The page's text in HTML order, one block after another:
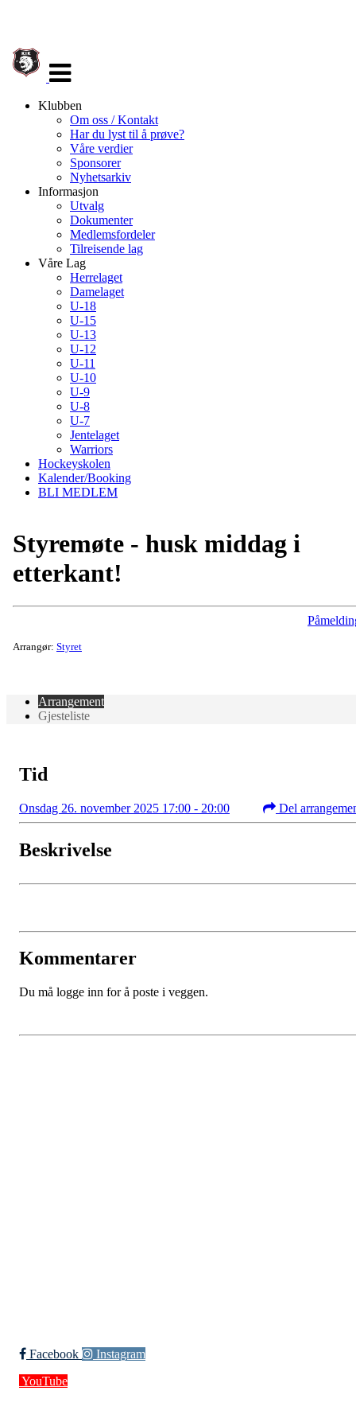
navigasjon
Klubben
Om oss / Kontakt
Har du lyst til å prøve?
Våre verdier
Sponsorer
Nyhetsarkiv
Informasjon
Utvalg
Dokumenter
Medlemsfordeler
Tilreisende lag
Våre Lag
Herrelaget
Damelaget
U-18
U-15
U-13
U-12
U-11
U-10
U-9
U-8
U-7
Jentelaget
Warriors
Hockeyskolen
Kalender/Booking
BLI MEDLEM
Styremøte - husk middag i
etterkant!
Arrangør: Styret
Arrangement
Gjesteliste
Tid
Onsdag 26. november 2025 17:00 - 20:00 Del
Beskrivelse
Kommentarer
Du må logge inn for å poste i veggen.
Facebook
Instagram
YouTube